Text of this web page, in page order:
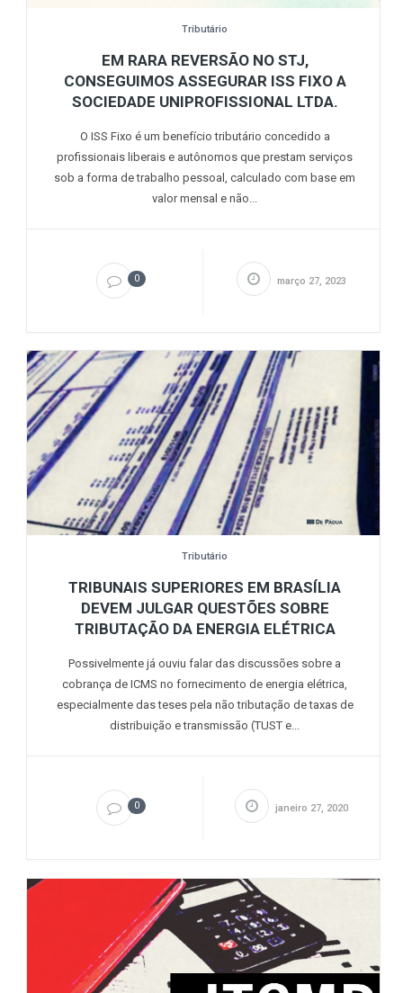
Tributário
EM RARA REVERSÃO NO STJ,
CONSEGUIMOS ASSEGURAR ISS FIXO A
SOCIEDADE UNIPROFISSIONAL LTDA.
O ISS Fixo é um benefício tributário concedido a
profissionais liberais e autônomos que prestam serviços
sob a forma de trabalho pessoal, calculado com base em
valor mensal e não...
0 março 27, 2023
Tributário
TRIBUNAIS SUPERIORES EM BRASÍLIA
DEVEM JULGAR QUESTÕES SOBRE
TRIBUTAÇÃO DA ENERGIA ELÉTRICA
Possivelmente já ouviu falar das discussões sobre a
cobrança de ICMS no fornecimento de energia elétrica,
especialmente das teses pela não tributação de taxas de
distribuição e transmissão (TUST e...
0 janeiro 27, 2020